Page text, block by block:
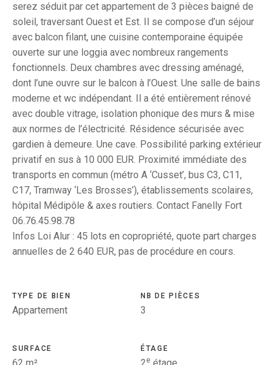
serez séduit par cet appartement de 3 pièces baigné de
soleil, traversant Ouest et Est. Il se compose d’un séjour
avec balcon filant, une cuisine contemporaine équipée
ouverte sur une loggia avec nombreux rangements
fonctionnels. Deux chambres avec dressing aménagé,
dont l’une ouvre sur le balcon à l’Ouest. Une salle de bains
moderne et wc indépendant. Il a été entièrement rénové
avec double vitrage, isolation phonique des murs & mise
aux normes de l’électricité. Résidence sécurisée avec
gardien à demeure. Une cave. Possibilité parking extérieur
privatif en sus à 10 000 EUR. Proximité immédiate des
transports en commun (métro A ‘Cusset’, bus C3, C11,
C17, Tramway ‘Les Brosses’), établissements scolaires,
hôpital Médipôle & axes routiers. Contact Fanelly Fort
06.76.45.98.78
Infos Loi Alur : 45 lots en copropriété, quote part charges
annuelles de 2 640 EUR, pas de procédure en cours.
TYPE DE BIEN
Appartement
NB DE PIÈCES
3
SURFACE ÉTAGE
e